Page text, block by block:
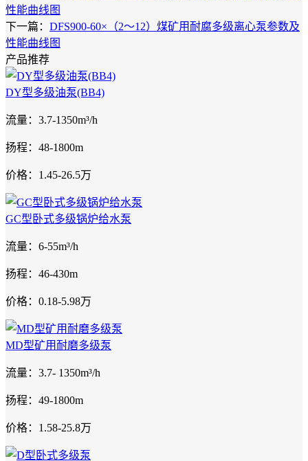
性能曲线图
下一篇： DFS900-60×（2～12）煤矿用耐腐多级离心泵参数及
性能曲线图
产品推荐
DY型多级油泵(BB4)
流量：3.7-1350m³/h
扬程：48-1800m
价格：1.45-26.5万
GC型卧式多级锅炉给水泵
流量：6-55m³/h
扬程：46-430m
价格：0.18-5.98万
MD型矿用耐磨多级泵
流量：3.7- 1350m³/h
扬程：49-1800m
价格：1.58-25.8万